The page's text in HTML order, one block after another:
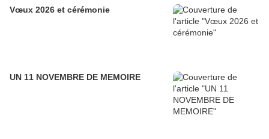
Vœux 2026 et cérémonie
UN 11 NOVEMBRE DE MEMOIRE